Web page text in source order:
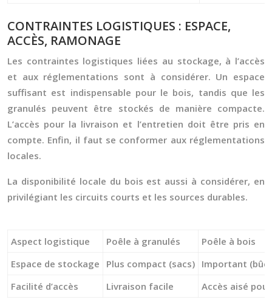
CONTRAINTES LOGISTIQUES : ESPACE,
ACCÈS, RAMONAGE
Les contraintes logistiques liées au stockage, à l’accès
et aux réglementations sont à considérer. Un espace
suffisant est indispensable pour le bois, tandis que les
granulés peuvent être stockés de manière compacte.
L’accès pour la livraison et l’entretien doit être pris en
compte. Enfin, il faut se conformer aux réglementations
locales.
La disponibilité locale du bois est aussi à considérer, en
privilégiant les circuits courts et les sources durables.
Aspect logistique Poêle à granulés
Poêle à bois
Espace de stockage
Plus compact (sacs) Important
Facilité d’accès
Livraison facile Accès aisé